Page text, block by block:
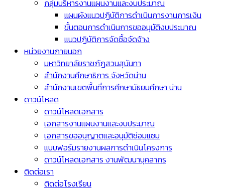
กลุ่มบริหารงานแผนงานและงบประมาณ
แผนผังแนวปฏิบัติการดำเนินการงานการเงิน
ขั้นตอนการดำเนินการขออนุมัติงบประมาณ
แนวปฏิบัติการจัดซื้อจัดจ้าง
หน่วยงานภายนอก
มหาวิทยาลัยราชภัฏสวนสุนันทา
สำนักงานศึกษาธิการ จังหวัดน่าน
สำนักงานเขตพื้นที่การศึกษามัธยมศึกษา น่าน
ดาวน์โหลด
ดาวน์โหลดเอกสาร
เอกสารงานแผนงานและงบประมาณ
เอกสารขออนุญาตและอนุมัติซ่อมแซม
แบบฟอร์มรายงานผลการดำเนินโครงการ
ดาวน์โหลดเอกสาร งานพัฒนาบุคลากร
ติดต่อเรา
ติดต่อโรงเรียน